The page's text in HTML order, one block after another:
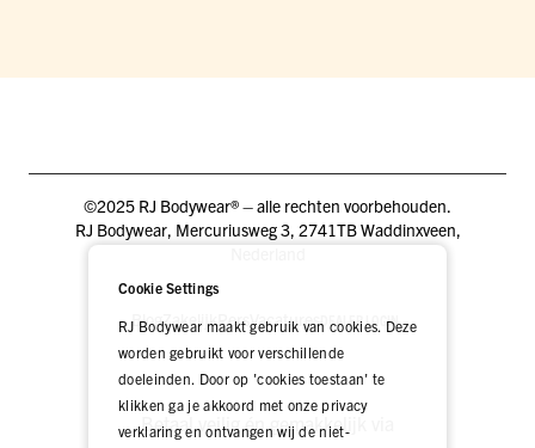
©2025 RJ Bodywear® – alle rechten voorbehouden.
RJ Bodywear, Mercuriusweg 3, 2741TB Waddinxveen,
BlogZakelijkPers VacaturesDEALER LOGIN
Betaal veilig én gemakkelijk via
Cookie Settings
RJ Bodywear maakt gebruik van cookies. Deze
worden gebruikt voor verschillende
doeleinden. Door op 'cookies toestaan' te
klikken ga je akkoord met onze privacy
verklaring en ontvangen wij de niet-